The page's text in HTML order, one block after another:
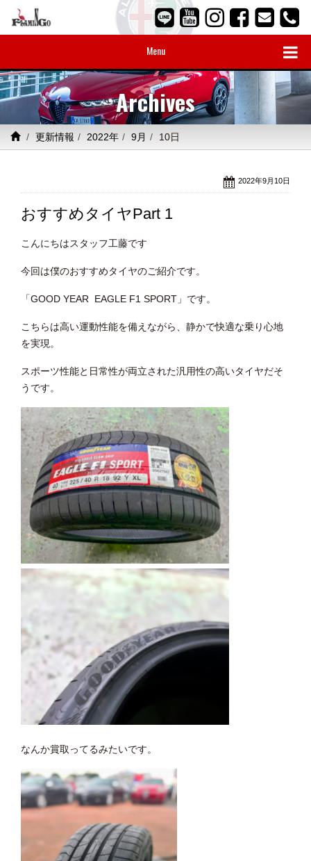
Menu
Archives
更新情報 2022年 9月 10日
2022年9月10日
おすすめタイヤPart 1
こんにちはスタッフ工藤です
今回は僕のおすすめタイヤのご紹介です。
「GOOD YEAR EAGLE F1 SPORT」です。
こちらは高い運動性能を備えながら、静かで快適な乗り心地
を実現。
スポーツ性能と日常性が両立された汎用性の高いタイヤだそ
うです。
なんか賞取ってるみたいです。